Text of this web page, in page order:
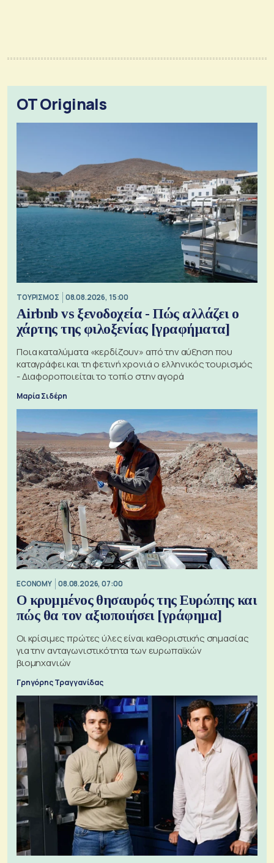
OT Originals
ΤΟΥΡΙΣΜΟΣ 08.08.2026, 15:00
Airbnb vs ξενοδοχεία - Πώς αλλάζει ο
χάρτης της φιλοξενίας [γραφήματα]
Ποια καταλύματα «κερδίζουν» από την αύξηση που
καταγράφει και τη φετινή χρονιά ο ελληνικός τουρισμός
- Διαφοροποιείται το τοπίο στην αγορά
Μαρία Σιδέρη
ECONOMY 08.08.2026, 07:00
Ο κρυμμένος θησαυρός της Ευρώπης και
πώς θα τον αξιοποιήσει [γράφημα]
Οι κρίσιμες πρώτες ύλες είναι καθοριστικής σημασίας
για την ανταγωνιστικότητα των ευρωπαϊκών
βιομηχανιών
Γρηγόρης Τραγγανίδας